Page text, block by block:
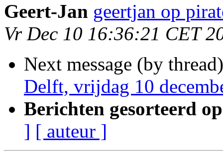
Geert-Jan geertjan op
Vr Dec 10 16:36:21 CET
Next message (by
Delft, vrijdag 10
Berichten gesorteerd
] [ auteur ]